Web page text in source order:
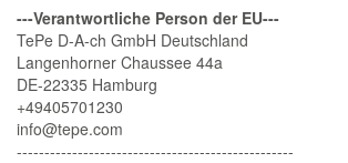
---Verantwortliche Person der EU---
TePe D-A-ch GmbH Deutschland
Langenhorner Chaussee 44a
DE-22335 Hamburg
+49405701230
info@tepe.com
--------------------------------------------------